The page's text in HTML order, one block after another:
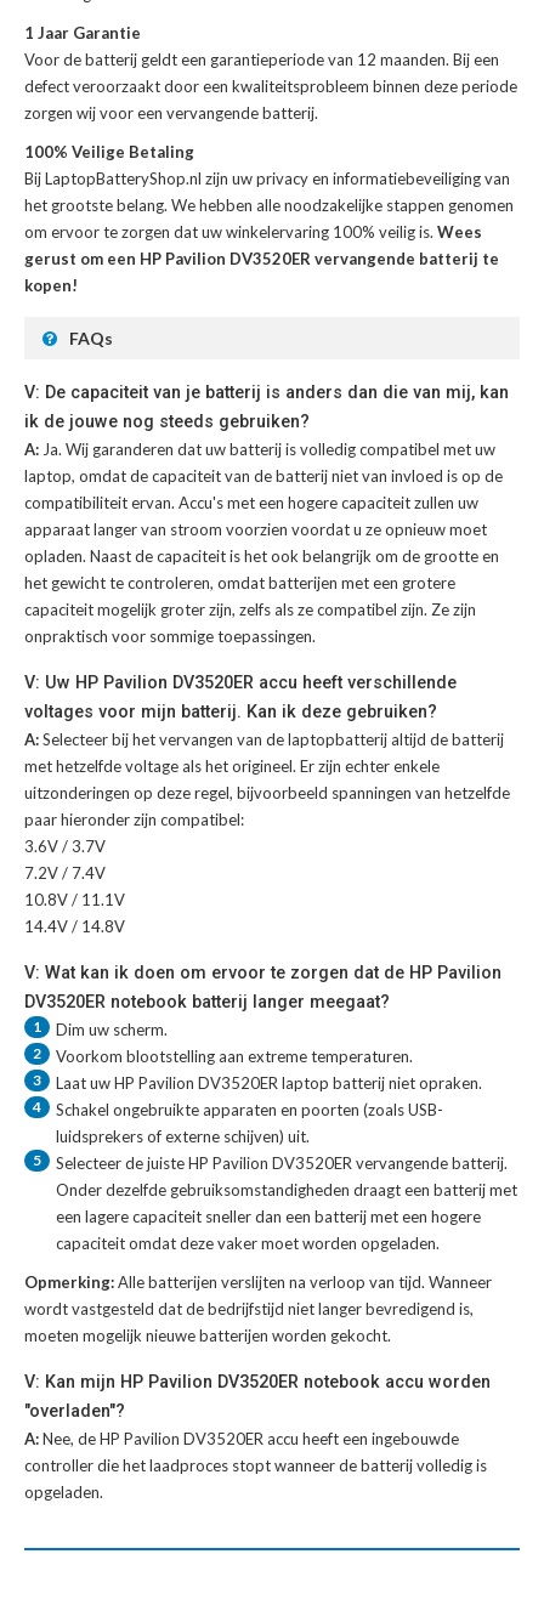
1 Jaar Garantie
Voor debatterij geldt een garantieperiode van 12 maanden. Bij een
defect veroorzaakt door een kwaliteitsprobleem binnen deze periode
zorgen wij voor een vervangende batterij.
100% Veilige Betaling
Bij LaptopBatteryShop.nl zijn uw privacy en informatiebeveiliging van
het grootste belang. We hebben alle noodzakelijke stappen genomen
om ervoor te zorgen dat uw winkelervaring 100% veilig is. Wees
gerust om een HP Pavilion DV3520ER vervangende batterij te
kopen!
FAQs
V: De capaciteit van je batterij is anders dan die van mij, kan
ik de jouwe nog steeds gebruiken?
A: Ja. Wij garanderen dat uw batterij is volledig compatibel met uw
laptop, omdat de capaciteit van de batterij niet van invloed is op de
compatibiliteit ervan. Accu's met een hogere capaciteit zullen uw
apparaat langer van stroom voorzien voordat u ze opnieuw moet
opladen. Naast de capaciteit is het ook belangrijk om de grootte en
het gewicht te controleren, omdat batterijen met een grotere
capaciteit mogelijk groter zijn, zelfs als ze compatibel zijn. Ze zijn
onpraktisch voor sommige toepassingen.
V: Uw HP Pavilion DV3520ER accu heeft verschillende
voltages voor mijn batterij. Kan ik deze gebruiken?
A:Selecteer bij het vervangen van de laptopbatterij altijd de batterij
met hetzelfde voltage als het origineel. Er zijn echter enkele
uitzonderingen op deze regel, bijvoorbeeld spanningen van hetzelfde
paar hieronder zijn compatibel:
3.6V / 3.7V
7.2V / 7.4V
10.8V / 11.1V
14.4V / 14.8V
V: Wat kan ik doen om ervoor te zorgen dat de HP Pavilion
DV3520ER notebook batterij langer meegaat?
1 Dim uw scherm.
2 Voorkom blootstelling aan extreme temperaturen.
3 Laat uwHP Pavilion DV3520ER laptop batterijniet opraken.
4
Schakel ongebruikte apparaten en poorten (zoals USB-
luidsprekers of externe schijven) uit.
5 Selecteer de juisteHP Pavilion DV3520ER vervangende batterij.
Onder dezelfde gebruiksomstandigheden draagt een batterij met
een lagere capaciteit sneller dan een batterij met een hogere
capaciteit omdat deze vaker moet worden opgeladen.
Opmerking:Alle batterijen verslijten na verloop van tijd. Wanneer
wordt vastgesteld dat de bedrijfstijd niet langer bevredigend is,
moeten mogelijk nieuwe batterijen worden gekocht.
V: Kan mijn HP Pavilion DV3520ER notebook accu worden
"overladen"?
A:Nee, de HP Pavilion DV3520ER accu heeft een ingebouwde
controller die het laadproces stopt wanneer de batterij volledig is
opgeladen.